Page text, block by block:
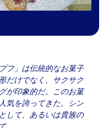
フ」は伝統的なお菓子
だけでなく、サクサク
が印象的だ。このお菓
気を誇ってきた。シン
して、あるいは貴族の